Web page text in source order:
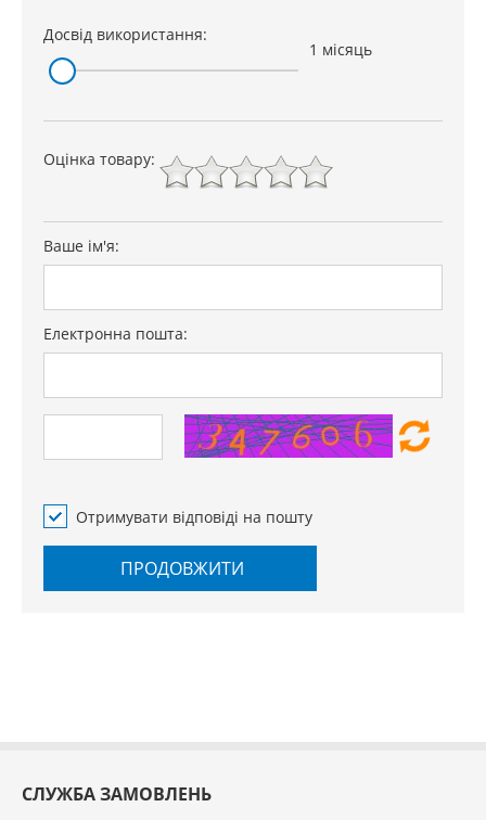
Досвід використання:
1 місяць
Оцінка товару:
Ваше ім'я:
Електронна пошта:
Отримувати відповіді на пошту
ПРОДОВЖИТИ
СЛУЖБА ЗАМОВЛЕНЬ